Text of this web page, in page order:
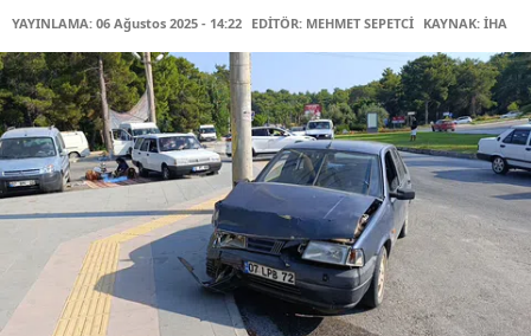
YAYINLAMA: 06 Ağustos 2025 - 14:22 EDİTÖR: MEHMET SEPETCİ KAYNAK: İHA